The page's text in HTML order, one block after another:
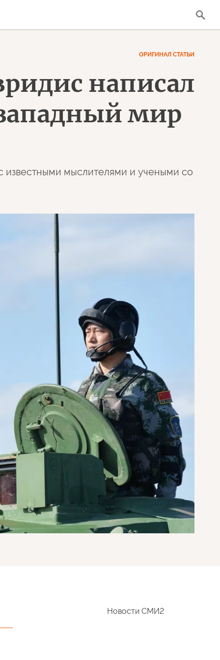
ОРИГИНАЛ СТАТЬИ
написал
западный мир
известными мыслителями и учеными со
Новости СМИ2